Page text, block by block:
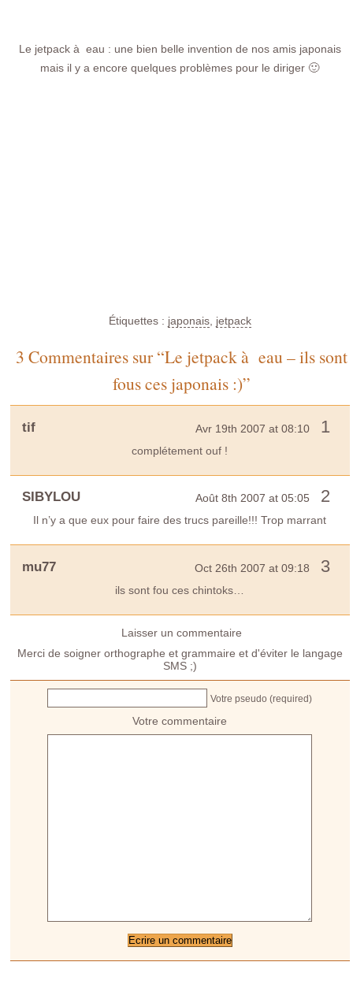
Le jetpack à eau : une bien belle invention de nos amis japonais
mais il y a encore quelques problèmes pour le diriger 🙂
Étiquettes : japonais, jetpack
3 Commentaires sur “Le jetpack à eau – ils sont
fous ces japonais :)”
tif Avr 19th 2007 at 08:10 1
complétement ouf !
SIBYLOU Août 8th 2007 at 05:05 2
Il n’y a que eux pour faire des trucs pareille!!! Trop marrant
mu77 Oct 26th 2007 at 09:18 3
ils sont fou ces chintoks…
Laisser un commentaire
Merci de soigner orthographe et grammaire et d'éviter le langage
SMS ;)
Votre pseudo (required)
Votre commentaire